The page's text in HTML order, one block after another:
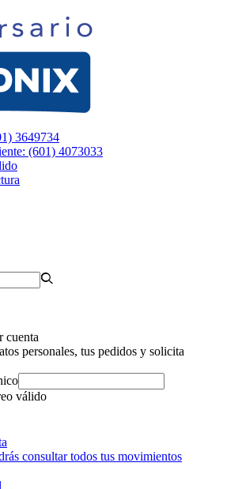
3649734
(601) 4073033
cuenta
personales, tus pedidos y solicita
válido
consultar todos tus movimientos